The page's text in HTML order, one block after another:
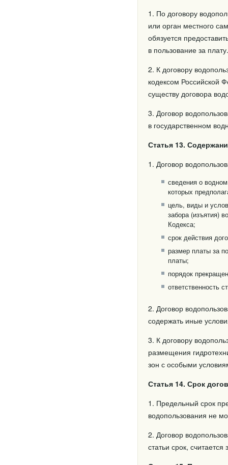
1. По договору
или орган местного
обязуется
в пользование за плату.
2. К договору
кодексом Российской
существу договора
3. Договор
в государственном
Статья 13.
1. Договор
сведения о
которых
цель, виды и
забора (изъятия)
Кодекса;
срок действия
размер платы за
платы;
порядок
ответственность
2. Договор
содержать иные
3. К договору
размещения
зон с особыми
Статья 14. Срок
1. Предельный срок
водопользования не
2. Договор
статьи срок,